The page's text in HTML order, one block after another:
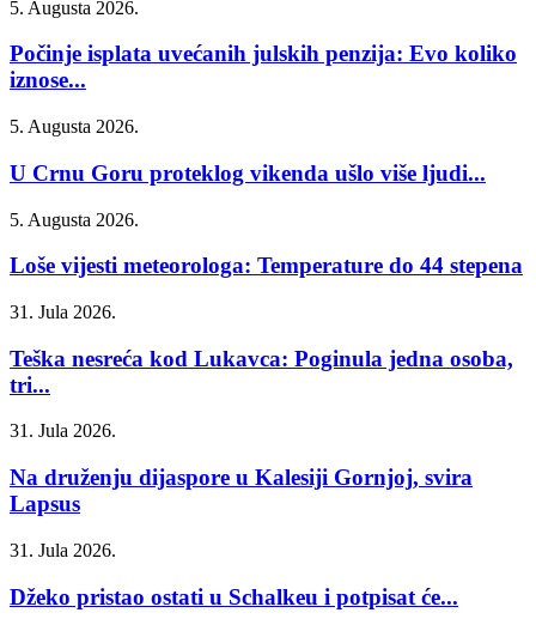
5. Augusta 2026.
Počinje isplata uvećanih julskih penzija: Evo koliko
iznose...
5. Augusta 2026.
U Crnu Goru proteklog vikenda ušlo više ljudi...
5. Augusta 2026.
Loše vijesti meteorologa: Temperature do 44 stepena
31. Jula 2026.
Teška nesreća kod Lukavca: Poginula jedna osoba,
tri...
31. Jula 2026.
Na druženju dijaspore u Kalesiji Gornjoj, svira
Lapsus
31. Jula 2026.
Džeko pristao ostati u Schalkeu i potpisat će...